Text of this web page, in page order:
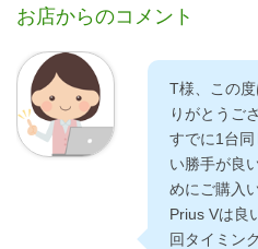
お店からのコメント
T様、この
りがとうご
すでに1台
い勝手が良
めにご購入
Prius Vは良
回タイミン